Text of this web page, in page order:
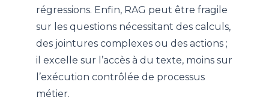
régressions. Enfin, RAG peut être fragile
sur les questions nécessitant des calculs,
des jointures complexes ou des actions ;
il excelle sur l’accès à du texte, moins sur
l’exécution contrôlée de processus
métier.